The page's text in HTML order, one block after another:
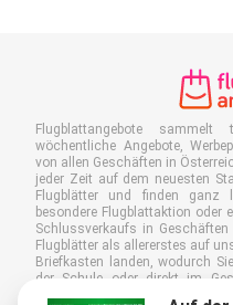
Flugblattangebote
wöchentliche Angebote,
von allen Geschäften in
jeder Zeit auf dem neuesten
Flugblätter und finden ganz
besondere Flugblattaktion oder
Schlussverkaufs in
Flugblätter als allererstes auf
Briefkasten landen, wodurch
der Schule oder direkt im
Flugblattangebote.at zu Ihren